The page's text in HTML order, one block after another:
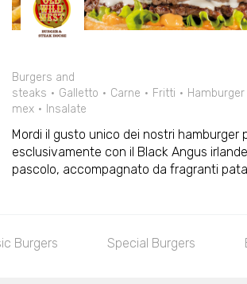
Burgers and
steaks
Galletto Carne Fritti Hamburger
mex
Insalate
Mordi il gusto unico dei nostri hamburger
esclusivamente con il Black Angus
pascolo, accompagnato da fragranti
Burgers Special Burgers